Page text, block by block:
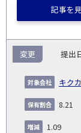
記事を
キク
変更
8.21
1.09